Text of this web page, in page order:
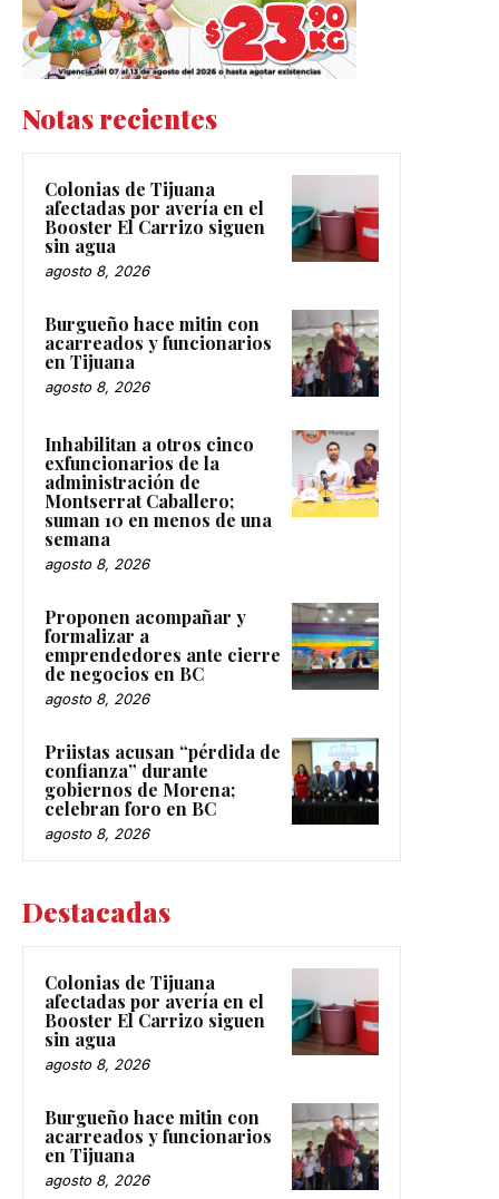
Notas recientes
Colonias de Tijuana
afectadas por avería en el
Booster El Carrizo siguen
sin agua
agosto 8, 2026
Burgueño hace mitin con
acarreados y funcionarios
en Tijuana
agosto 8, 2026
Inhabilitan a otros cinco
exfuncionarios de la
administración de
Montserrat Caballero;
suman 10 en menos de una
semana
agosto 8, 2026
Proponen acompañar y
formalizar a
emprendedores ante cierre
de negocios en BC
agosto 8, 2026
Priistas acusan “pérdida de
confianza” durante
gobiernos de Morena;
celebran foro en BC
agosto 8, 2026
Destacadas
Colonias de Tijuana
afectadas por avería en el
Booster El Carrizo siguen
sin agua
agosto 8, 2026
Burgueño hace mitin con
acarreados y funcionarios
en Tijuana
agosto 8, 2026